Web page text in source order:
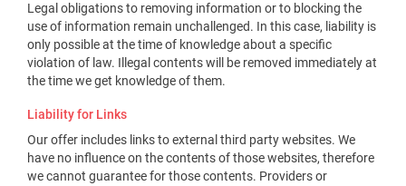
Legal obligations to removing information or to blocking the
use of information remain unchallenged. In this case, liability is
only possible at the time of knowledge about a specific
violation of law. Illegal contents will be removed immediately at
the time we get knowledge of them.
Liability for Links
Our offer includes links to external third party websites. We
have no influence on the contents of those websites, therefore
we cannot guarantee for those contents. Providers or